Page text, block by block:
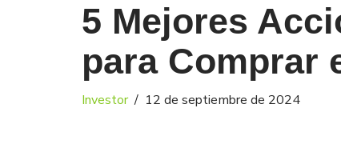
5 Mejores
para Comprar
Investor 12 de septiembre de 2024